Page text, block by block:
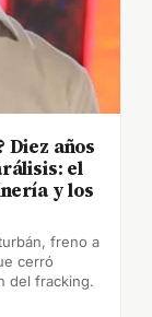
Diez años
el
y los
freno a
cerró
del fracking.